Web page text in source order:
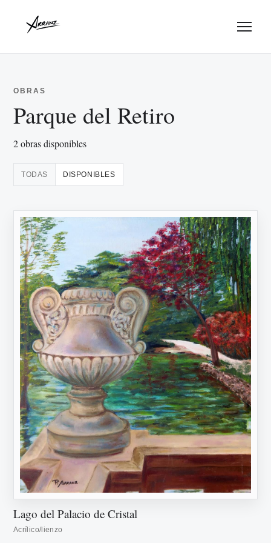
OBRAS
Parque del Retiro
2 obras disponibles
TODAS DISPONIBLES
Lago del Palacio de Cristal
Acrílico/lienzo